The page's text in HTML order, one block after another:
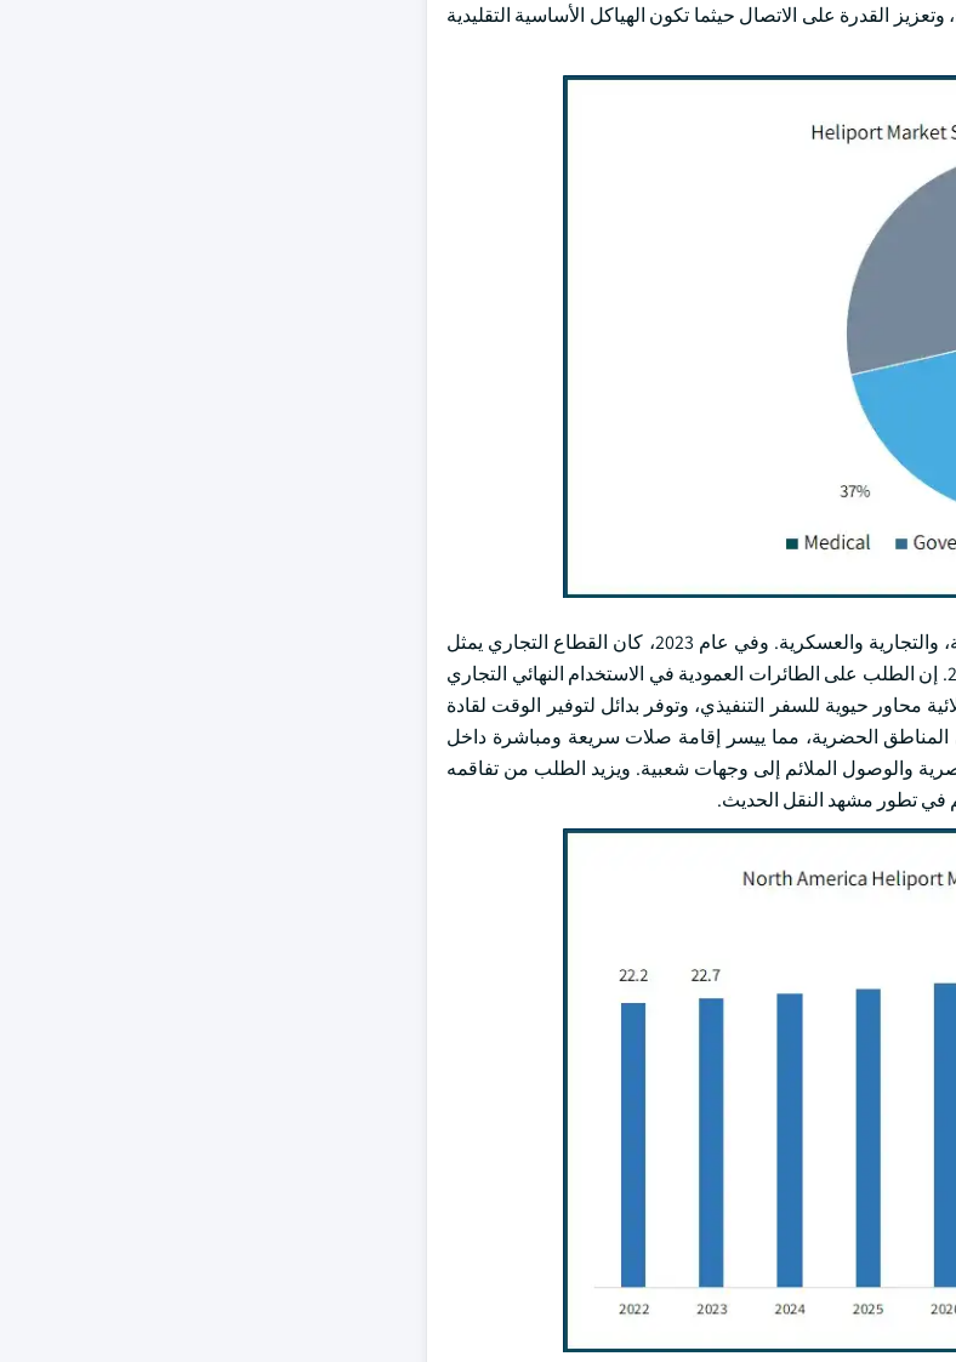
القدرة على الاتصال حيثما تكون الهياكل الأساسية التقليدية
واستناداً إلى الاستخدام النهائي، تصنف سوق هيليبورت في المجالات الطبية، والحكومة، والتجارية والعسكرية. وفي عام 2023، كان القطاع التجاري يمثل
حصة في السوق تبلغ نحو 37 في المائة، ومن المتوقع أن ينمو بشكل كبير حتى عام 2032. إن الطلب على الطائرات العمودية في الاستخدام النهائي التجاري
محاور حيوية للسفر التنفيذي، وتوفر بدائل لتوفير الوقت لقادة
المناطق الحضرية، مما ييسر إقامة صلات سريعة ومباشرة داخل
والوصول الملائم إلى وجهات شعبية. ويزيد الطلب من تفاقمه
في تطور مشهد النقل الحديث.